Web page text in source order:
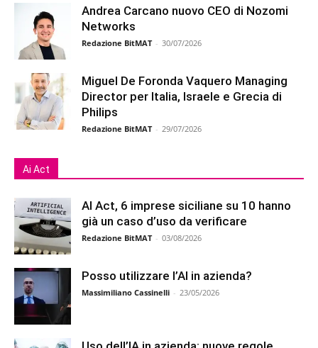
Andrea Carcano nuovo CEO di Nozomi
Networks
Redazione BitMAT - 30/07/2026
Miguel De Foronda Vaquero Managing
Director per Italia, Israele e Grecia di
Philips
Redazione BitMAT - 29/07/2026
Ai Act
AI Act, 6 imprese siciliane su 10 hanno
già un caso d’uso da verificare
Redazione BitMAT - 03/08/2026
Posso utilizzare l’AI in azienda?
Massimiliano Cassinelli - 23/05/2026